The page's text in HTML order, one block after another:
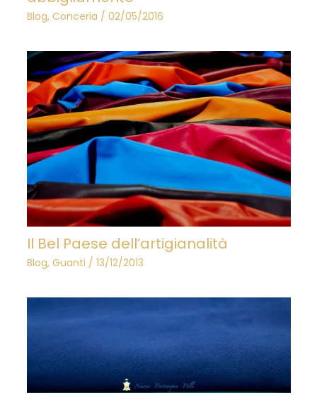
Blog, Conceria / 02/05/2016
Il Bel Paese dell’artigianalità
Blog, Guanti / 13/12/2013